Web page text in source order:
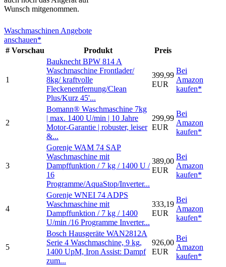
Wunsch mitgenommen.
Waschmaschinen Angebote
anschauen*
# Vorschau Produkt Preis
1
Bauknecht BPW 814 A
Waschmaschine Frontlader/
8kg/ kraftvolle
Fleckenentfernung/Clean
Plus/Kurz 45'...
399,99
EUR
Bei
Amazon
kaufen*
2
Bomann® Waschmaschine 7kg
| max. 1400 U/min | 10 Jahre
Motor-Garantie | robuster, leiser
&...
299,99
EUR
Bei
Amazon
kaufen*
3
Gorenje WAM 74 SAP
Waschmaschine mit
Dampffunktion / 7 kg / 1400 U /
16
Programme/AquaStop/Inverter...
389,00
EUR
Bei
Amazon
kaufen*
4
Gorenje WNEI 74 ADPS
Waschmaschine mit
Dampffunktion / 7 kg / 1400
U/min /16 Programme Inverter...
333,19
EUR
Bei
Amazon
kaufen*
5
Bosch Hausgeräte WAN2812A
Serie 4 Waschmaschine, 9 kg,
1400 UpM, Iron Assist: Dampf
zum...
926,00
EUR
Bei
Amazon
kaufen*